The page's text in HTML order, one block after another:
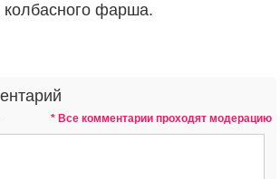
колбасного фарша.
* Все комментарии проходят модерацию